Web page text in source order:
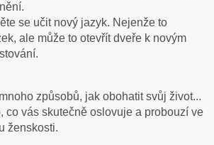
se učit nový jazyk. Nejenže to
ale může to otevřít dveře k novým
způsobů, jak obohatit svůj život...
co vás skutečně oslovuje a probouzí ve
ženskosti.